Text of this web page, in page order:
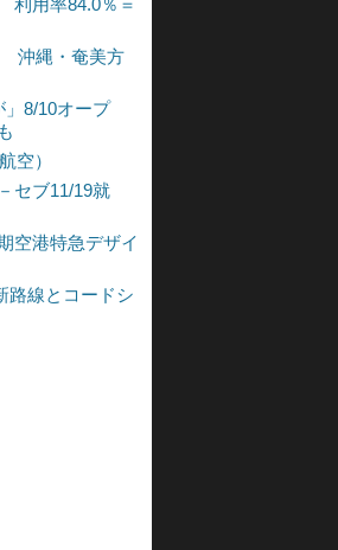
利用率84.0％＝
沖縄・奄美方
8/10オープ
空）
セブ11/19就
空港特急デザイ
路線とコードシ